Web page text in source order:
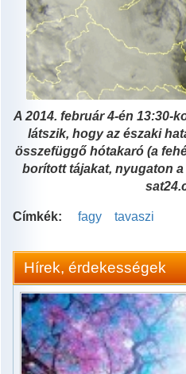
A 2014. február 4-én 13:30-
látszik, hogy az északi
összefüggő hótakaró (a
borított tájakat, nyugaton
Címkék: fagy tavaszi
Hírek, érdekességek